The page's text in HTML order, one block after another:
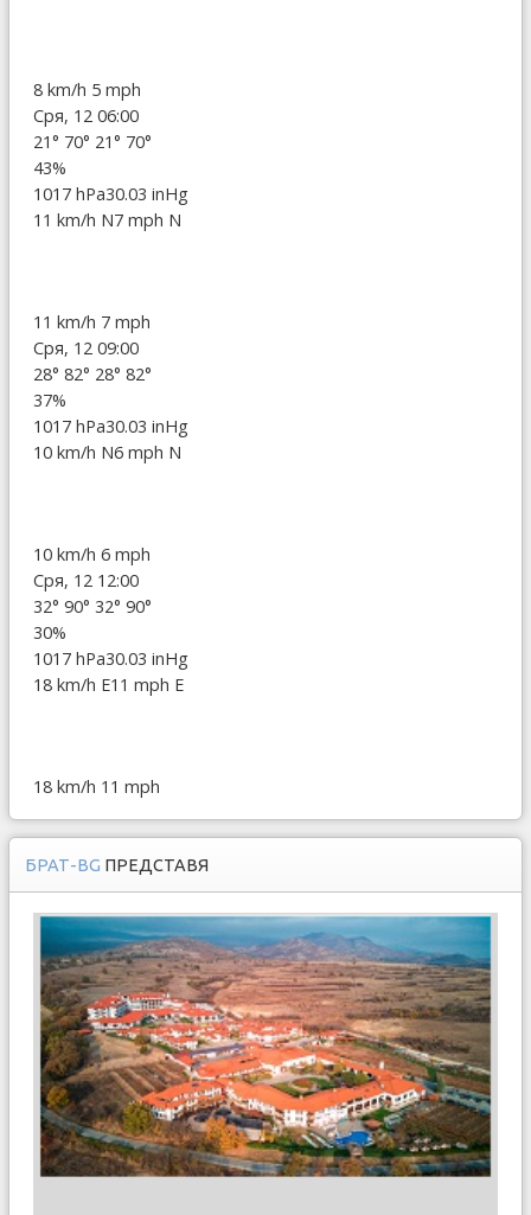
8 km/h 5 mph
Сря, 12 06:00
21° 70° 21° 70°
43%
1017 hPa30.03 inHg
11 km/h N7 mph N
11 km/h 7 mph
Сря, 12 09:00
28° 82° 28° 82°
37%
1017 hPa30.03 inHg
10 km/h N6 mph N
10 km/h 6 mph
Сря, 12 12:00
32° 90° 32° 90°
30%
1017 hPa30.03 inHg
18 km/h E11 mph E
18 km/h 11 mph
БРАТ-BG ПРЕДСТАВЯ